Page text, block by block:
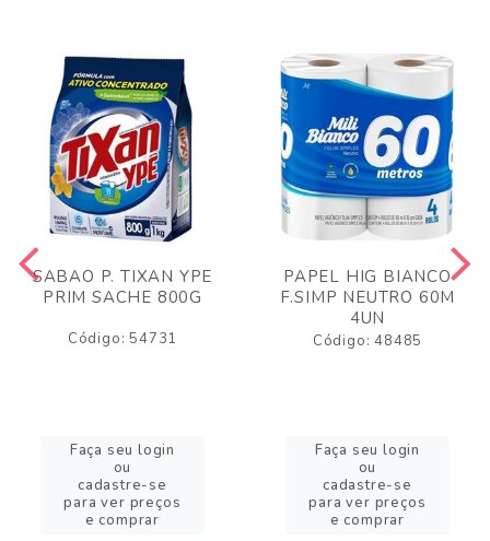
SABAO P. TIXAN YPE
PRIM SACHE 800G
Código: 54731
Faça seu login
ou
cadastre-se
para ver preços
e comprar
PAPEL HIG BIANCO
F.SIMP NEUTRO 60M
4UN
Código: 48485
Faça seu login
ou
cadastre-se
para ver preços
e comprar